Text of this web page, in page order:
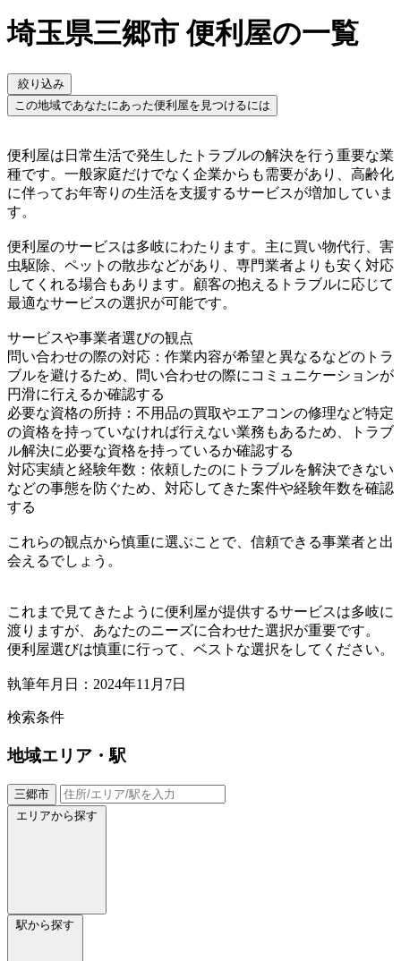
埼玉県三郷市 便利屋の一覧
絞り込み
この地域であなたにあった便利屋を見つけるには
便利屋は日常生活で発生したトラブルの解決を行う重要な業
種です。一般家庭だけでなく企業からも需要があり、高齢化
に伴ってお年寄りの生活を支援するサービスが増加していま
す。
便利屋のサービスは多岐にわたります。主に買い物代行、害
虫駆除、ペットの散歩などがあり、専門業者よりも安く対応
してくれる場合もあります。顧客の抱えるトラブルに応じて
最適なサービスの選択が可能です。
サービスや事業者選びの観点
問い合わせの際の対応：作業内容が希望と異なるなどのトラ
ブルを避けるため、問い合わせの際にコミュニケーションが
円滑に行えるか確認する
必要な資格の所持：不用品の買取やエアコンの修理など特定
の資格を持っていなければ行えない業務もあるため、トラブ
ル解決に必要な資格を持っているか確認する
対応実績と経験年数：依頼したのにトラブルを解決できない
などの事態を防ぐため、対応してきた案件や経験年数を確認
する
これらの観点から慎重に選ぶことで、信頼できる事業者と出
会えるでしょう。
これまで見てきたように便利屋が提供するサービスは多岐に
渡りますが、あなたのニーズに合わせた選択が重要です。
便利屋選びは慎重に行って、ベストな選択をしてください。
執筆年月日：2024年11月7日
検索条件
地域エリア・駅
三郷市
エリアから探す
駅から探す